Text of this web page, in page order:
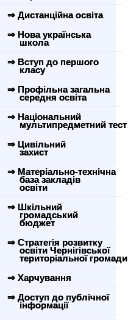
⇒ Дистанційна освіта
⇒ Нова українська
школа
⇒ Вступ до першого
класу
⇒ Профільна загальна
середня освіта
⇒ Національний
мультипредметний тест
⇒ Цивільний
захист
⇒ Матеріально-технічна
база закладів
освіти
⇒ Шкільний
громадський
бюджет
⇒ Стратегія розвитку
освіти Чернігівської
територіальної громади
⇒ Харчування
⇒ Доступ до публічної
інформації